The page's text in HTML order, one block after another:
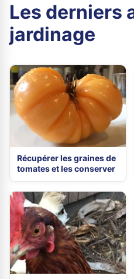
Les derniers
jardinage
Récupérer les graines de
tomates et les conserver